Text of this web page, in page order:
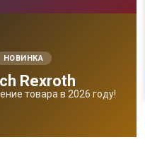
НОВИНКА
Rexroth
товара в 2026 году!